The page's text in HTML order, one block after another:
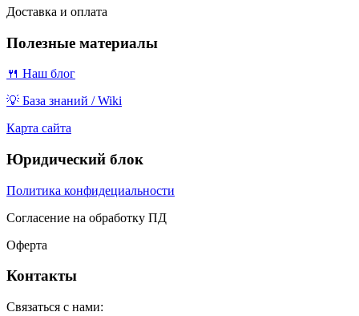
Доставка и оплата
Полезные материалы
🍴 Наш блог
💡 База знаний / Wiki
Карта сайта
Юридический блок
Политика конфидециальности
Согласение на обработку ПД
Оферта
Контакты
Связаться с нами: